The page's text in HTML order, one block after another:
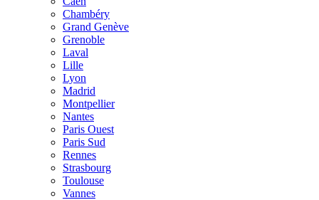
Chambéry
Grand Genève
Grenoble
Laval
Lille
Lyon
Madrid
Montpellier
Nantes
Paris Ouest
Paris Sud
Rennes
Strasbourg
Toulouse
Vannes